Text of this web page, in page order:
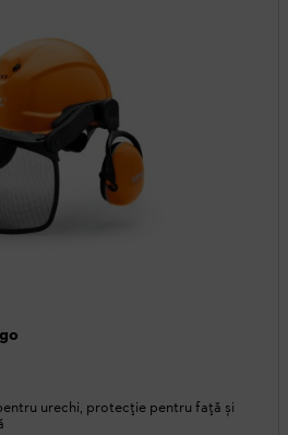
urechi, protecție pentru față și